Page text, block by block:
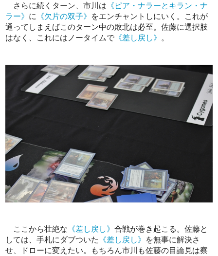
さらに続くターン、市川は 《ピア・ナラーとキラン・ナ
ラー》 に 《欠片の双子》 をエンチャントしにいく。これが
通ってしまえばこのターン中の敗北は必至。佐藤に選択肢
はなく、これにはノータイムで 《差し戻し》 。
ここから壮絶な 《差し戻し》合戦が巻き起こる。佐藤と
しては、手札にダブついた 《差し戻し》 を無事に解決さ
せ、ドローに変えたい。もちろん市川も佐藤の目論見は察